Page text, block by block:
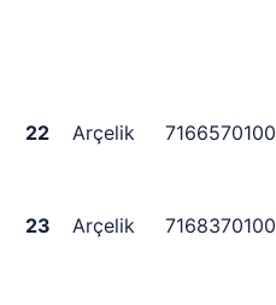
22
Arçelik 7166570100
23
Arçelik 7168370100